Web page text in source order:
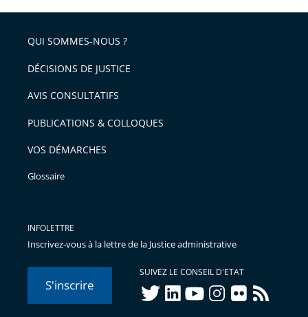
le
QUI SOMMES-NOUS ?
DÉCISIONS DE JUSTICE
AVIS CONSULTATIFS
PUBLICATIONS & COLLOQUES
VOS DÉMARCHES
Glossaire
INFOLETTRE
Inscrivez-vous à la lettre de la Justice administrative
S'inscrire
SUIVEZ LE CONSEIL D'ETAT
twitterlinkedInyoutubeinstagram
flickr rss